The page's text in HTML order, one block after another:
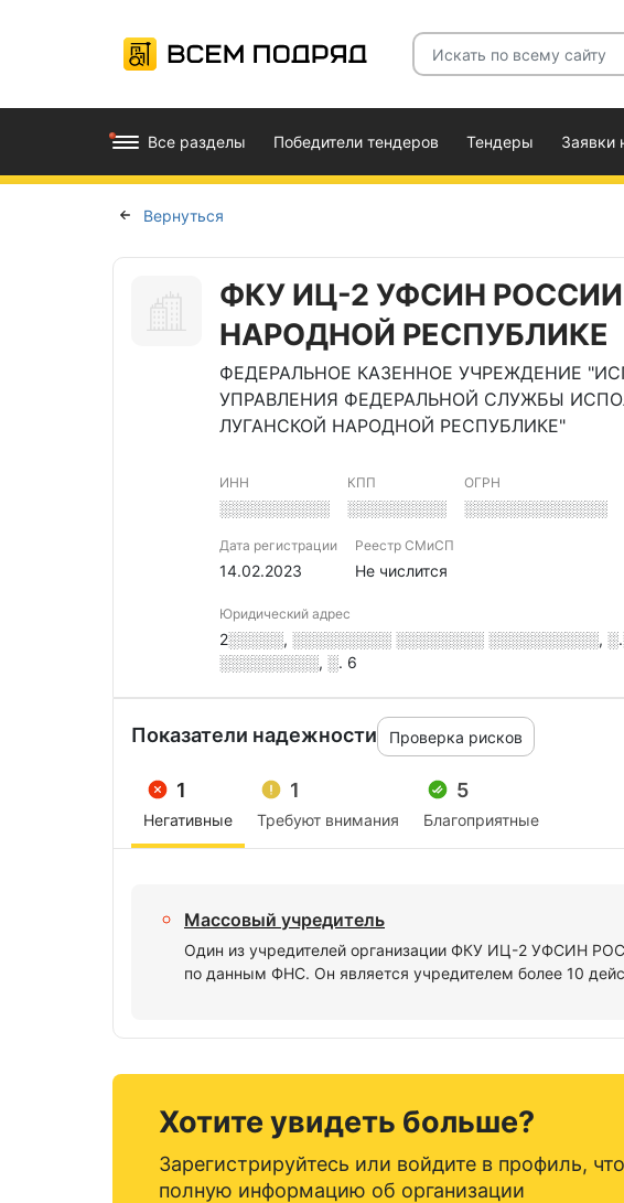
Все разделы Победители тендеров Тендеры Заявки
Вернуться
ФКУ ИЦ-2 УФСИН
НАРОДНОЙ РЕСПУБЛИКЕ
ФЕДЕРАЛЬНОЕ КАЗЕННОЕ УЧРЕЖДЕНИЕ
УПРАВЛЕНИЯ ФЕДЕРАЛЬНОЙ СЛУЖБЫ
ЛУГАНСКОЙ НАРОДНОЙ РЕСПУБЛИКЕ"
ИНН
░░░░░░░░░░
КПП
░░░░░░░░░
ОГРН
░░░░░░░░░░░░░
Дата регистрации
14.02.2023
Реестр СМиСП
Не числится
Юридический адрес
2░░░░░, ░░░░░░░░░ ░░░░░░░░ ░░░░░░░░░░,
░░░░░░░░░, ░. 6
Показатели надежности Проверка рисков
1
Негативные
1
Требуют внимания
5
Благоприятные
Массовый учредитель
Один из учредителей организации ФКУ ИЦ-2 УФСИН
по данным ФНС. Он является учредителем более 10
Хотите увидеть больше?
Зарегистрируйтесь или войдите в профиль,
полную информацию об организации